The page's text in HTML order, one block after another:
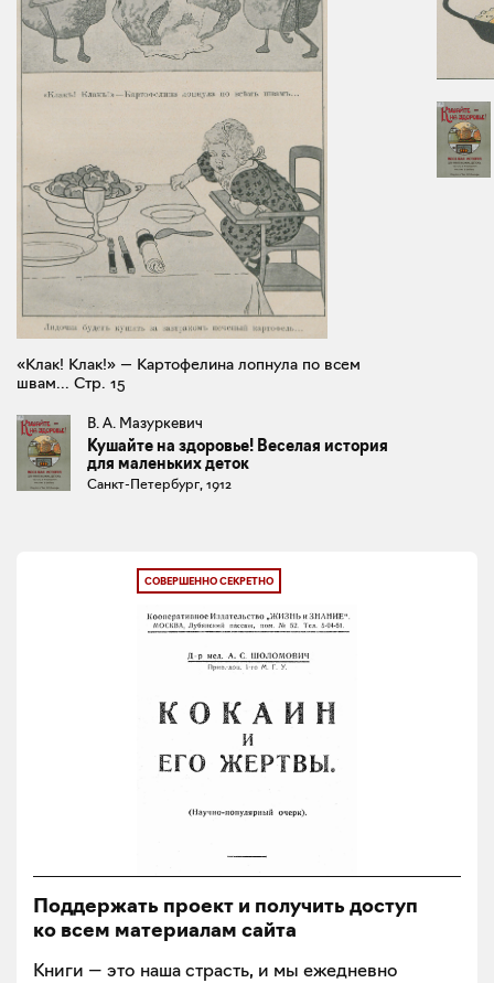
«Клак! Клак!» — Картофелина лопнула по всем
швам... Стр. 15
В. А. Мазуркевич
Кушайте на здоровье! Веселая история
для маленьких деток
Санкт-Петербург, 1912
СОВЕРШЕННО СЕКРЕТНО
Поддержать проект и получить доступ
ко всем материалам сайта
Книги — это наша страсть, и мы ежедневно